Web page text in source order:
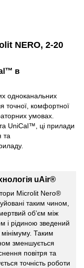
NERO, 2-20
в
одноканальних
точної, комфортної
умовах.
UniCal™, ці прилади
та
uAir®
Microlit Nero®
таким чином,
об’єм між
і рідиною зведений
Таким
зменшується
повітря та
точність роботи